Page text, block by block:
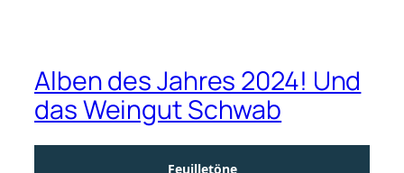
Alben des Jahres 2024! Und
das Weingut Schwab